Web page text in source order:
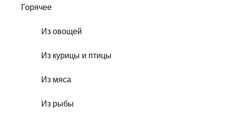
Горячее
Из овощей
Из курицы и птицы
Из мяса
Из рыбы